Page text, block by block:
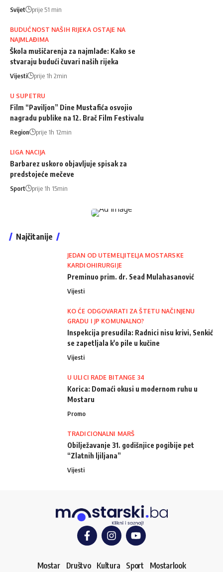
Svijet prije 51 min
BUDUĆNOST NAŠIH RIJEKA OSTAJE NA
NAJMLAĐIMA
Škola mušičarenja za najmlađe: Kako se
stvaraju budući čuvari naših rijeka
Vijesti prije 1h 2min
U SUPETRU
Film “Paviljon” Dine Mustafića osvojio
nagradu publike na 12. Brač Film Festivalu
Region prije 1h 12min
LIGA NACIJA
Barbarez uskoro objavljuje spisak za
predstojeće mečeve
Sport prije 1h 15min
Najčitanije
JEDAN OD UTEMELJITELJA MOSTARSKE
KARDIOHIRURGIJE
Preminuo prim. dr. Sead Mulahasanović
Vijesti
KO ĆE ODGOVARATI ZA ŠTETU NAČINJENU
GRADU I JP KOMUNALNO?
Inspekcija presudila: Radnici nisu krivi, Senkić
se zapetljala k'o pile u kučine
Vijesti
U ULICI RADE BITANGE 34
Korica: Domaći okusi u modernom ruhu u
Mostaru
Promo
TRADICIONALNI MARŠ
Obilježavanje 31. godišnjice pogibije pet
“Zlatnih ljiljana”
Vijesti
Mostar Društvo Kultura Sport Mostarlook